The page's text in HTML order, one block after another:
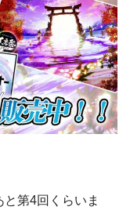
第4回くらいま